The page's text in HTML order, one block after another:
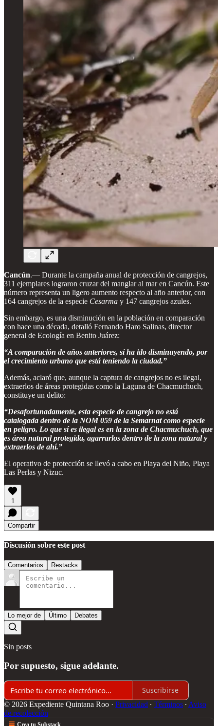
Cancún.— Durante la campaña anual de protección de cangrejos,
311 ejemplares lograron cruzar del manglar al mar en Cancún. Este
número representa un ligero aumento respecto al año anterior, con
164 cangrejos de la especie Cesarma y 147 cangrejos azules.
Sin embargo, es una disminución en la población en comparación
con hace una década, detalló Fernando Haro Salinas, director
general de Ecología en Benito Juárez:
“A comparación de años anteriores, sí ha ido disminuyendo, por
el crecimiento urbano que está teniendo la ciudad.”
Además, aclaró que, aunque la captura de cangrejos no es ilegal,
extraerlos de áreas protegidas como la Laguna de Chacmuchuch,
constituye un delito:
“Desafortunadamente, esta especie de cangrejo no está
catalogada dentro de la NOM 059 de la Semarnat como especie
en peligro. Lo que sí es ilegal es en la zona de Chacmuchuch, que
es área natural protegida, agarrarlos dentro de la zona natural y
extraerlos de ahí.”
El operativo de protección se llevó a cabo en Playa del Niño, Playa
Las Perlas y Nizuc.
1
Compartir
Discusión sobre este post
Comentarios Restacks
Lo mejor de Último Debates
Sin posts
Por supuesto, sigue adelante.
Suscribirse
© 2026 Expediente Quintana Roo · Privacidad ∙ Términos ∙ Aviso
de recolección
Crea tu Substack